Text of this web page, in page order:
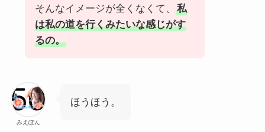
そんなイメージが全くなくて、
私
は私の道を行くみたいな感じがす
るの。
みえぽん
ほうほう。